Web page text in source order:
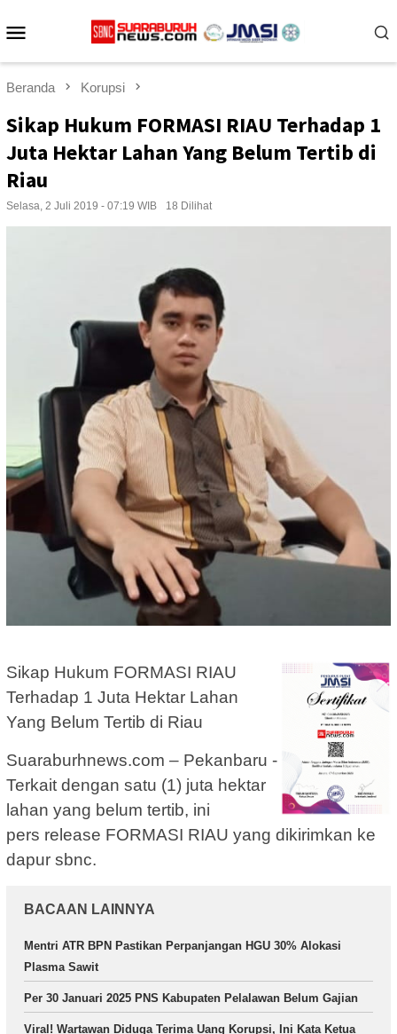
ke
Beranda Korupsi
Sikap Hukum FORMASI RIAU Terhadap 1
Juta Hektar Lahan Yang Belum Tertib di
Riau
Selasa, 2 Juli 2019 - 07:19 WIB 18 Dilihat
Sikap Hukum FORMASI RIAU
Terhadap 1 Juta Hektar Lahan
Yang Belum Tertib di Riau
Suaraburhnews.com – Pekanbaru -
Terkait dengan satu (1) juta hektar
lahan yang belum tertib, ini
pers release FORMASI RIAU yang dikirimkan ke
dapur sbnc.
BACAAN LAINNYA
Mentri ATR BPN Pastikan Perpanjangan HGU 30% Alokasi
Plasma Sawit
Per 30 Januari 2025 PNS Kabupaten Pelalawan Belum Gajian
Viral! Wartawan Diduga Terima Uang Korupsi, Ini Kata Ketua